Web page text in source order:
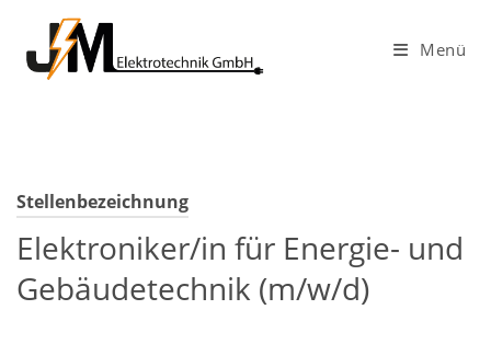
Menü
Stellenbezeichnung
Elektroniker/in für Energie- und
Gebäudetechnik (m/w/d)